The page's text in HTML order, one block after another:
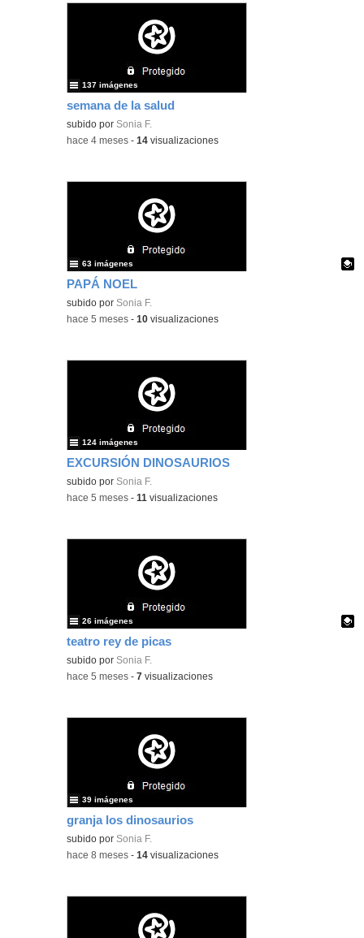
semana de la salud
subido por Sonia F.
137 imágenes
-hace 4 meses -14 visualizaciones
PAPÁ NOEL
Contenido educativo.
subido por Sonia F.
63 imágenes
-hace 5 meses -10 visualizaciones
EXCURSIÓN DINOSAURIOS
subido por Sonia F.
124 imágenes
-hace 5 meses -11 visualizaciones
teatro rey de picas
Contenido educativo.
subido por Sonia F.
26 imágenes
-hace 5 meses -7 visualizaciones
granja los dinosaurios
subido por Sonia F.
39 imágenes
-hace 8 meses -14 visualizaciones